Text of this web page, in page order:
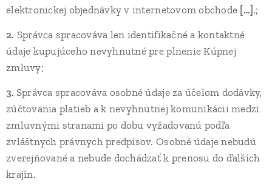
elektronickej objednávky v internetovom obchode […] .;
2. Správca spracováva len identifikačné a kontaktné
údaje kupujúceho nevyhnutné pre plnenie Kúpnej
zmluvy;
3. Správca spracováva osobné údaje za účelom dodávky,
zúčtovania platieb a k nevyhnutnej komunikácii medzi
zmluvnými stranami po dobu vyžadovanú podľa
zvláštnych právnych predpisov. Osobné údaje nebudú
zverejňované a nebude dochádzať k prenosu do ďalších
krajín.